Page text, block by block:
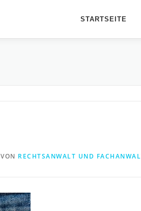
STARTSEITE
VON RECHTSANWALT UND